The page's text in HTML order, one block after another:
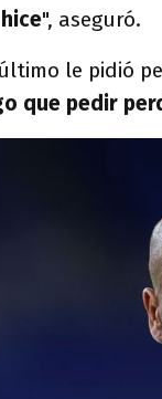
", aseguró.
le pidió
que pedir